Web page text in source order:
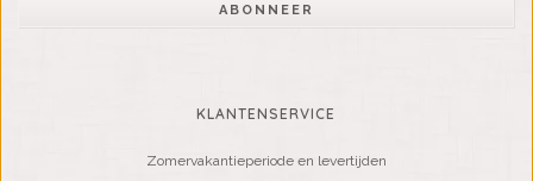
ABONNEER
KLANTENSERVICE
Zomervakantieperiode en levertijden